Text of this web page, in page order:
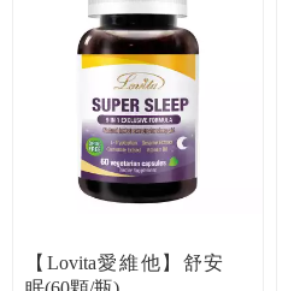
【Lovita愛維他】舒安